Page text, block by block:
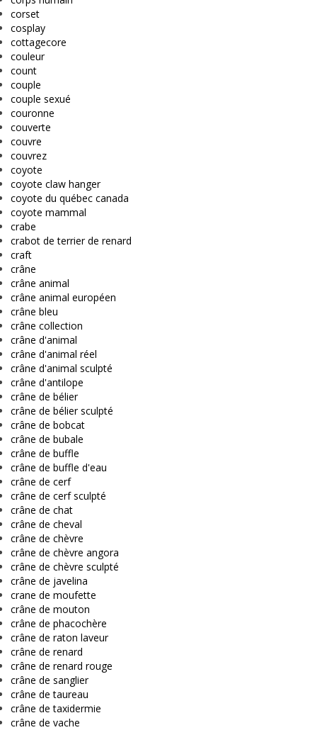
corset
cosplay
cottagecore
couleur
count
couple
couple sexué
couronne
couverte
couvre
couvrez
coyote
coyote claw hanger
coyote du québec canada
coyote mammal
crabe
crabot de terrier de renard
craft
crâne
crâne animal
crâne animal européen
crâne bleu
crâne collection
crâne d'animal
crâne d'animal réel
crâne d'animal sculpté
crâne d'antilope
crâne de bélier
crâne de bélier sculpté
crâne de bobcat
crâne de bubale
crâne de buffle
crâne de buffle d'eau
crâne de cerf
crâne de cerf sculpté
crâne de chat
crâne de cheval
crâne de chèvre
crâne de chèvre angora
crâne de chèvre sculpté
crâne de javelina
crane de moufette
crâne de mouton
crâne de phacochère
crâne de raton laveur
crâne de renard
crâne de renard rouge
crâne de sanglier
crâne de taureau
crâne de taxidermie
crâne de vache